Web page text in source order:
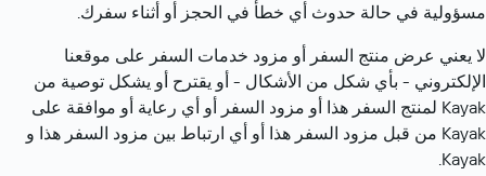
مسؤولية في حالة حدوث أي خطأ في الحجز أو أثناء سفرك.
لا يعني عرض منتج السفر أو مزود خدمات السفر على موقعنا
الإلكتروني - بأي شكل من الأشكال - أو يقترح أو يشكل توصية من
Kayak لمنتج السفر هذا أو مزود السفر أو أي رعاية أو موافقة على
Kayak من قبل مزود السفر هذا أو أي ارتباط بين مزود السفر هذا و
Kayak.